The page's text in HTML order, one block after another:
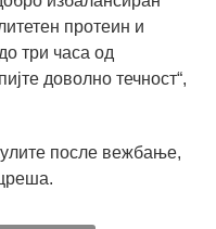
протеин и
три часа од
доволно течност“,
после вежбање,